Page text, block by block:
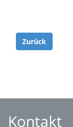
Zurück
Kontakt